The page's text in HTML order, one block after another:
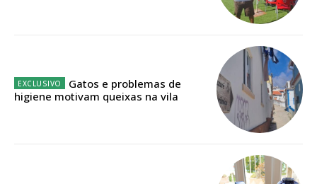
12 meses
Gatos e problemas de
higiene motivam queixas na vila